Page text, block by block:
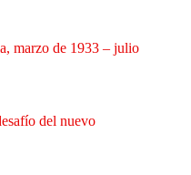
marzo de 1933 – julio
del nuevo